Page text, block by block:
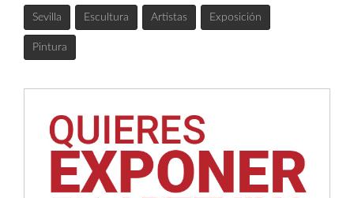
Sevilla Escultura Artistas Exposición
Pintura